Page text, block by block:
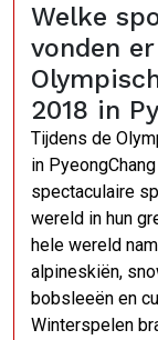
Welke
vonden
2018 in
Tijdens de
in
spectaculaire
wereld in hun
hele wereld
alpineskiën,
bobsleeën en
Winterspelen